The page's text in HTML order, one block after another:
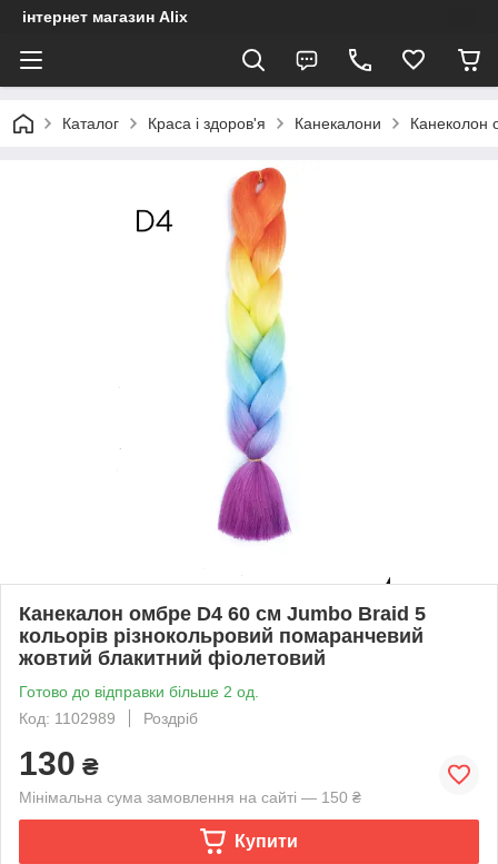
інтернет магазин Alix
Каталог Краса і здоров'я Канекалони Канеколон
Канекалон омбре D4 60 см Jumbo Braid 5
кольорів різнокольровий помаранчевий
жовтий блакитний фіолетовий
Готово до відправки більше 2 од.
Код: 1102989
Роздріб
130 ₴
Мінімальна сума замовлення на сайті — 150 ₴
Купити